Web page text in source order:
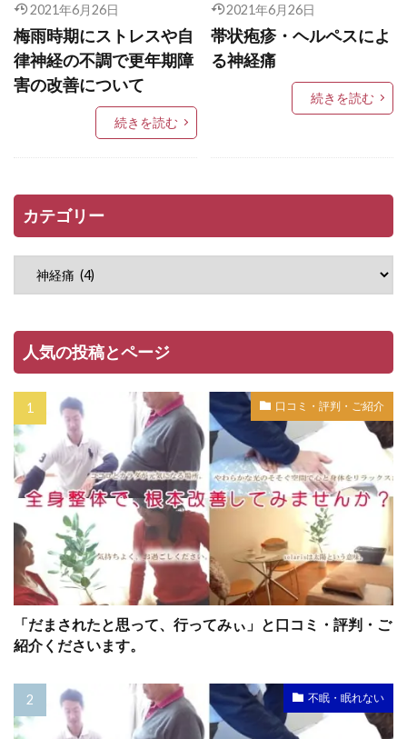
2021年6月26日
梅雨時期にストレスや自
律神経の不調で更年期障
害の改善について
続きを読む
2021年6月26日
帯状疱疹・ヘルペスによ
る神経痛
続きを読む
カテゴリー
人気の投稿とページ
口コミ・評判・ご紹介
「だまされたと思って、行ってみぃ」と口コミ・評判・ご
紹介くださいます。
不眠・眠れない